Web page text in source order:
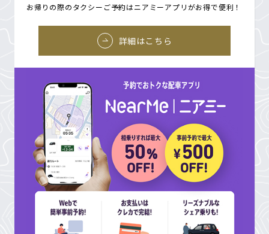
お帰りの際のタクシーご予約はニアミーアプリがお得で便利！
詳細はこちら